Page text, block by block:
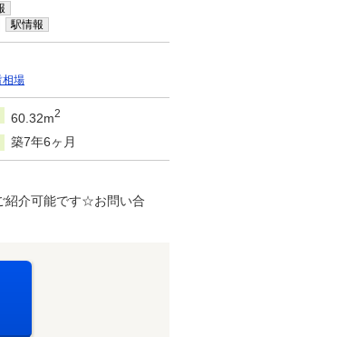
駅情報
相場
60.32m2
築7年6ヶ月
介可能です☆お問い合